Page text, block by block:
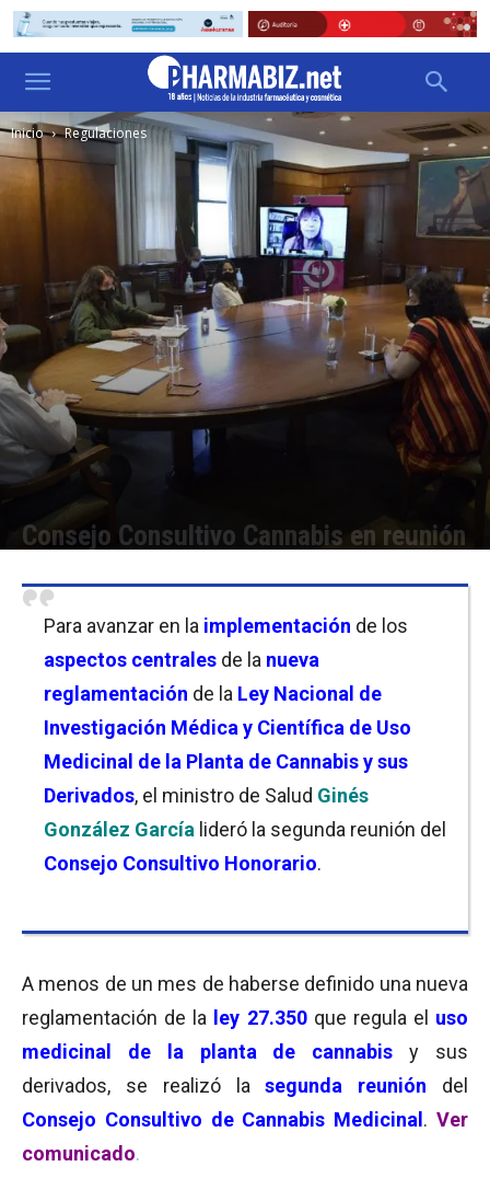
Inicio Regulaciones
Consejo Consultivo Cannabis en reunión
Para avanzar en la implementación de los
aspectos centrales de la nueva
reglamentación de la Ley Nacional de
Investigación Médica y Científica de Uso
Medicinal de la Planta de Cannabis y sus
Derivados, el ministro de Salud Ginés
González García lideró la segunda reunión del
Consejo Consultivo Honorario.
A menos de un mes de haberse definido una nueva
reglamentación de la
ley 27.350 que regula el uso
medicinal de la planta de cannabis y sus
derivados, se realizó lasegunda reunión
del
Consejo Consultivo de Cannabis Medicina .Ver
comunicado.